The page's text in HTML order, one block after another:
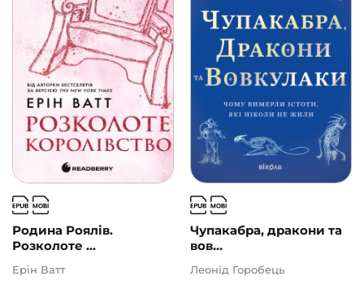
Родина Роялів.
Розколоте ...
Ерін Ватт
Чупакабра, дракони та
вов...
Леонід Горобець